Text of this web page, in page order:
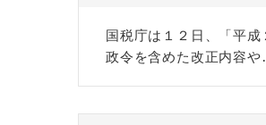
国税庁は１２日、「平
政令を含めた改正内容